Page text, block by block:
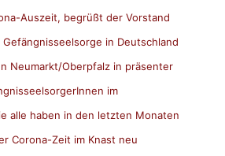
Auszeit, begrüßt der Vorstand
in Deutschland
Neumarkt/Oberpfalz in präsenter
im
alle haben in den letzten Monaten
Corona-Zeit im Knast neu